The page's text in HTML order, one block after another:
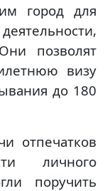
город для
позволят
визу
до 180
отпечатков
личного
поручить